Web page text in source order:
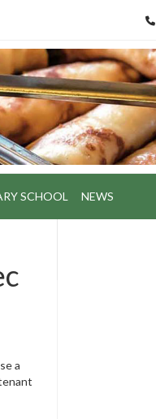
SCHOOL NEWS
a